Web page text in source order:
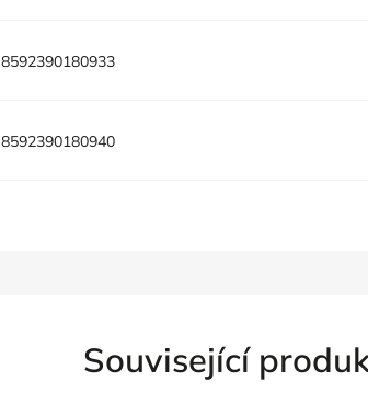
8592390180933
8592390180940
Související